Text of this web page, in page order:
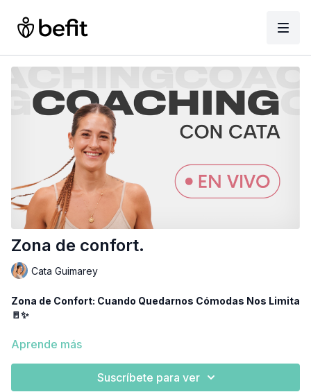
Zona de confort.
Cata Guimarey
Zona de Confort: Cuando Quedarnos Cómodas Nos Limita
🚪✨
En este espacio de
Aprende más
Suscríbete para ver